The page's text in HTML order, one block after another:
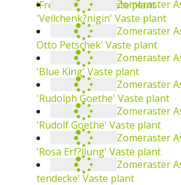
Zomeraster
Aster amellus
Vaste plant
Zomeraster
Aster amellus
Petschek'Vaste plant
Zomeraster
Aster amellus
plant
Zomeraster
Aster amellus
Vaste plant
Zomeraster
Aster amellus
Vaste plant
Zomeraster
Aster amellus
Vaste plant
Zomeraster
Aster amellus
Vaste plant